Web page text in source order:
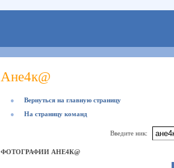
Ане4к@
●
Вернуться на главную страницу
●
На страницу команд
Введите ник:
ФОТОГРАФИИ АНЕ4К@